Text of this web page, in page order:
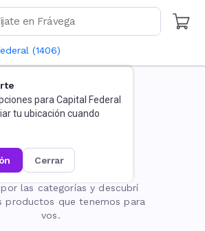
(1406)
para Capital Federal
tu ubicación cuando
cerrar
página no existe
por las categorías y descubrí
productos que tenemos para
vos.